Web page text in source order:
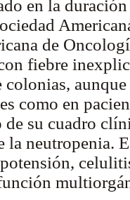
en la
de
fiebre
colonias,
como en
de su cuadro
la neutropenia.